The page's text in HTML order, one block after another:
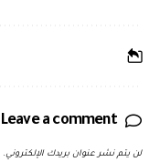
Leave a comment
لن يتم نشر عنوان بريدك الإلكتروني.